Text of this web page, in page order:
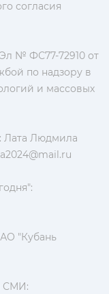
согласия
№ ФС77-72910 от
по надзору в
и массовых
Лата Людмила
"Кубань
СМИ: